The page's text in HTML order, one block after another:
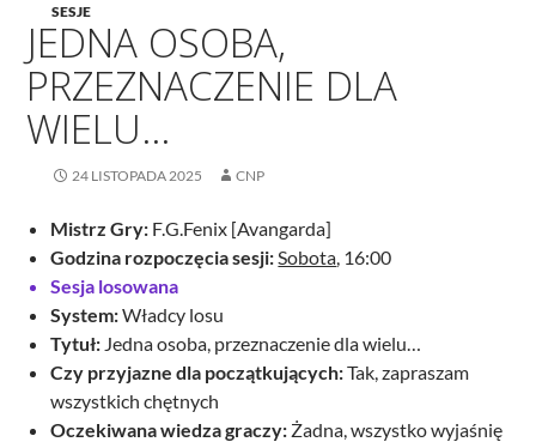
SESJE
JEDNA OSOBA,
PRZEZNACZENIE DLA
WIELU…
24 LISTOPADA 2025 CNP
Mistrz Gry: F.G.Fenix [Avangarda]
Godzina rozpoczęcia sesji: Sobota , 16:00
Sesja losowana
System:Władcy losu
Tytuł: Jedna osoba, przeznaczenie dla wielu…
Czy przyjazne dla początkujących:Tak, zapraszam
wszystkich chętnych
Oczekiwana wiedza graczy: Żadna, wszystko wyjaśnię